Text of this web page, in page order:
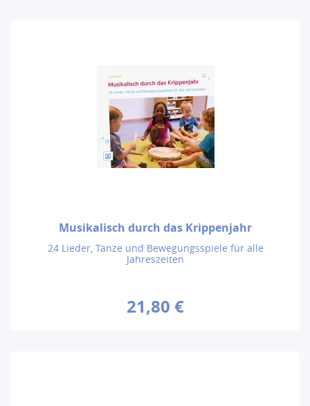
Musikalisch durch das Krippenjahr
24 Lieder, Tänze und Bewegungsspiele für alle
Jahreszeiten
21,80 €